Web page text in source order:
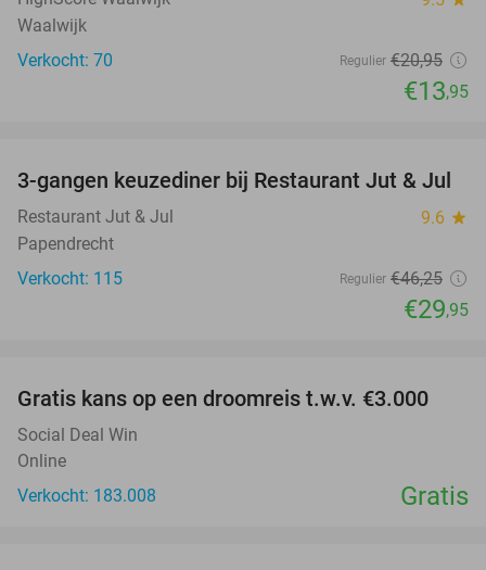
Waalwijk
Verkocht: 70
Regulier €20,95
€13,95
35%
3-gangen keuzediner bij Restaurant Jut & Jul
Restaurant Jut & Jul 9.6 star
Papendrecht
Verkocht: 115
Regulier €46,25
€29,95
Gratis kans op een droomreis t.w.v. €3.000
Social Deal Win
Online
Verkocht: 183.008
Gratis